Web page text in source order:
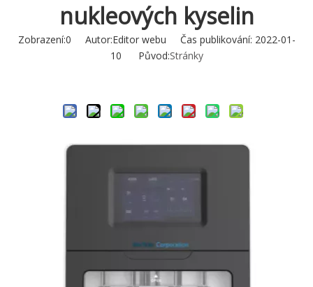
nukleových kyselin
Zobrazení:0 Autor:Editor webu Čas publikování: 2022-01-
10 Původ:Stránky